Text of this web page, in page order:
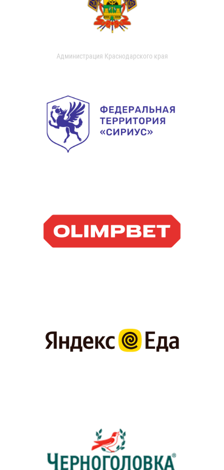
Администрация Краснодарского края